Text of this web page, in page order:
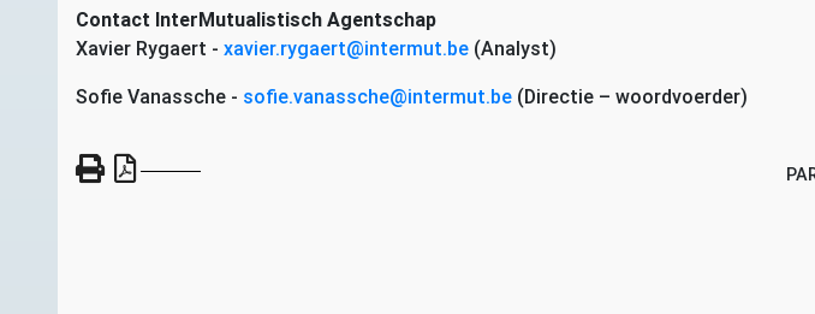
Contact InterMutualistisch Agentschap
Xavier Rygaert - xavier.rygaert@intermut.be (Analyst)
Sofie Vanassche - sofie.vanassche@intermut.be (Directie – woordvoerder)